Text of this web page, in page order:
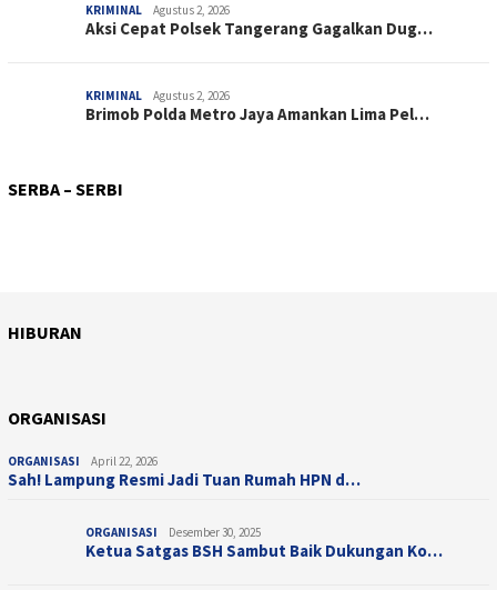
KRIMINAL Agustus 2, 2026
Aksi Cepat Polsek Tangerang Gagalkan Dug…
KRIMINAL Agustus 2, 2026
Brimob Polda Metro Jaya Amankan Lima Pel…
SERBA – SERBI
Respon Cepat Satgas Kepolisian Operasi D…
Kerja Bakti Massal, Rutan Surakarta Wuju…
SOSIAL Agustus 1, 2026
Dukung Pelaku Usaha Kecil, Rutan Surakar…
KETAHANAN PANGAN
SOSIAL Juli 31, 2026
HIBURAN
Sentuhan Sinematik Ifan Seventeen, &#821…
Taman Bermain Indoor untuk Anak, Champio…
ORGANISASI
ORGANISASI April 22, 2026
Sah! Lampung Resmi Jadi Tuan Rumah HPN d…
ORGANISASI Desember 30, 2025
Ketua Satgas BSH Sambut Baik Dukungan Ko…